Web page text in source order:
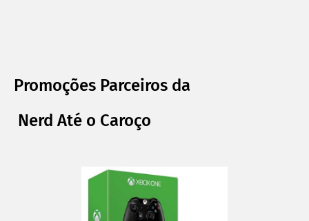
Promoções Parceiros da
Nerd Até o Caroço